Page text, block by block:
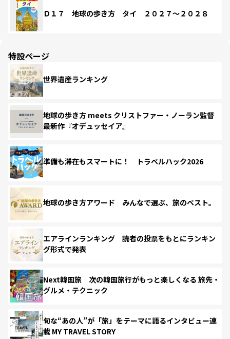
Ｄ１７ 地球の歩き方 タイ ２０２７～２０２８
特設ページ
世界遺産ランキング
地球の歩き方 meets クリストファー・ノーラン監督
最新作『オデュッセイア』
準備も滞在もスマートに！ トラベルハック2026
地球の歩き方アワード みんなで選ぶ、旅のベスト。
エアラインランキング 読者の投票をもとにランキン
グ形式で発表
Next韓国旅 次の韓国旅行がもっと楽しくなる 旅先・
グルメ・テクニック
旬な“あの人”が「旅」をテーマに語るインタビュー連
載 MY TRAVEL STORY